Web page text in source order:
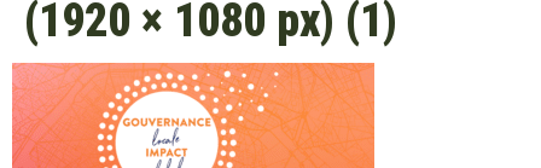
(1920 × 1080 px) (1)